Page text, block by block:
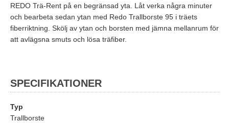
REDO Trä-Rent på en begränsad yta. Låt verka några minuter
och bearbeta sedan ytan med Redo Trallborste 95 i träets
fiberriktning. Skölj av ytan och borsten med jämna mellanrum för
att avlägsna smuts och lösa träfiber.
SPECIFIKATIONER
Typ
Trallborste